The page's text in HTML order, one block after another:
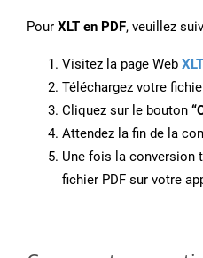
Pour XLT en PDF, veuillez
Visitez la page Web
Téléchargez votre
Cliquez sur le bouton
Attendez la fin de la
Une fois la conversion
fichier PDF sur votre